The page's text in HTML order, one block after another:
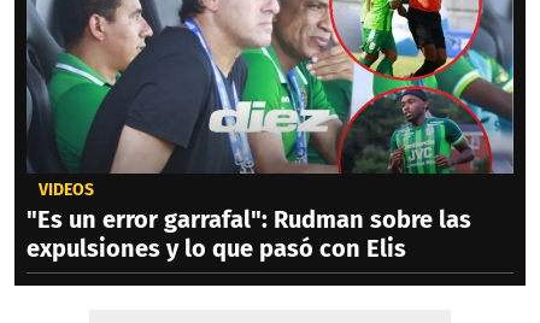
VIDEOS
"Es un error garrafal": Rudman sobre las
expulsiones y lo que pasó con Elis